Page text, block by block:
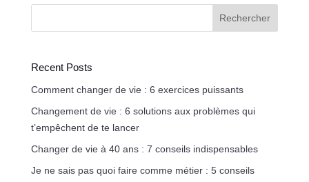
Rechercher
Recent Posts
Comment changer de vie : 6 exercices puissants
Changement de vie : 6 solutions aux problèmes qui
t’empêchent de te lancer
Changer de vie à 40 ans : 7 conseils indispensables
Je ne sais pas quoi faire comme métier : 5 conseils